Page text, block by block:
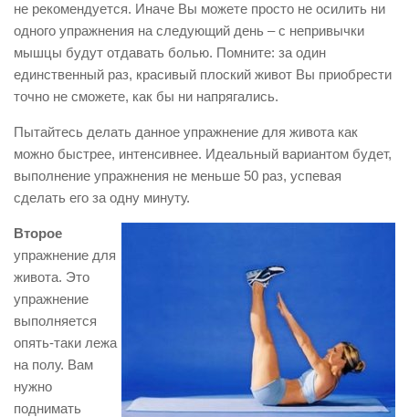
не рекомендуется. Иначе Вы можете просто не осилить ни
одного упражнения на следующий день – с непривычки
мышцы будут отдавать болью. Помните: за один
единственный раз, красивый плоский живот Вы приобрести
точно не сможете, как бы ни напрягались.
Пытайтесь делать данное упражнение для живота как
можно быстрее, интенсивнее. Идеальный вариантом будет,
выполнение упражнения не меньше 50 раз, успевая
сделать его за одну минуту.
Второе
упражнение для
живота. Это
упражнение
выполняется
опять-таки лежа
на полу. Вам
нужно
поднимать